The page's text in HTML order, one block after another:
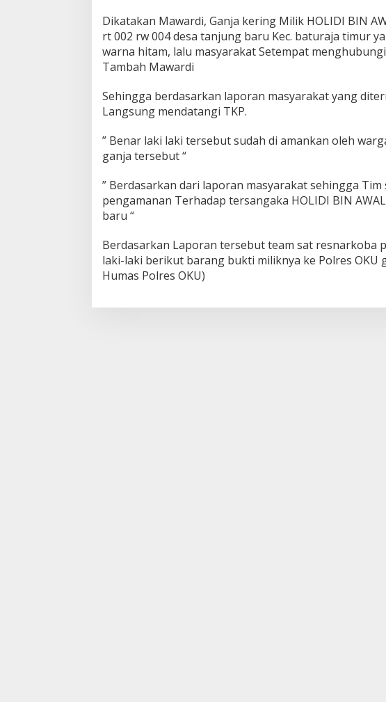
Dikatakan Mawardi, Ganja kering Milik HOLIDI BIN
rt 002 rw 004 desa tanjung baru Kec. baturaja timur
warna hitam, lalu masyarakat Setempat
Tambah Mawardi
Sehingga berdasarkan laporan masyarakat yang
Langsung mendatangi TKP.
” Benar laki laki tersebut sudah di amankan oleh
ganja tersebut “
” Berdasarkan dari laporan masyarakat sehingga
pengamanan Terhadap tersangaka HOLIDI BIN
baru “
Berdasarkan Laporan tersebut team sat resnarkoba
laki-laki berikut barang bukti miliknya ke Polres OKU
Humas Polres OKU)